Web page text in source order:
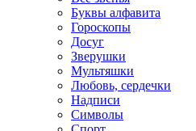
Буквы алфавита
Гороскопы
Досуг
Зверушки
Мультяшки
Любовь, сердечки
Надписи
Символы